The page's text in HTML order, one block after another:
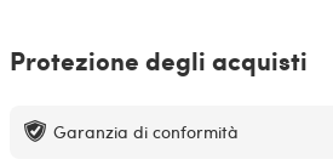
Protezione degli acquisti
Garanzia di conformità